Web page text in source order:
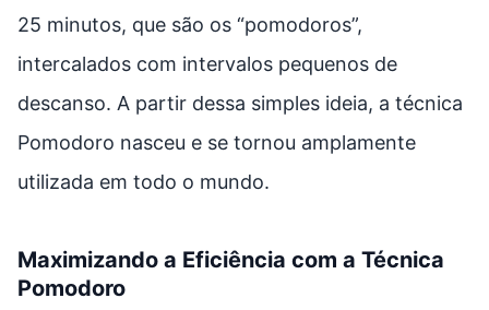
25 minutos, que são os “pomodoros”,
intercalados com intervalos pequenos de
descanso. A partir dessa simples ideia, a técnica
Pomodoro nasceu e se tornou amplamente
utilizada em todo o mundo.
Maximizando a Eficiência com a Técnica
Pomodoro